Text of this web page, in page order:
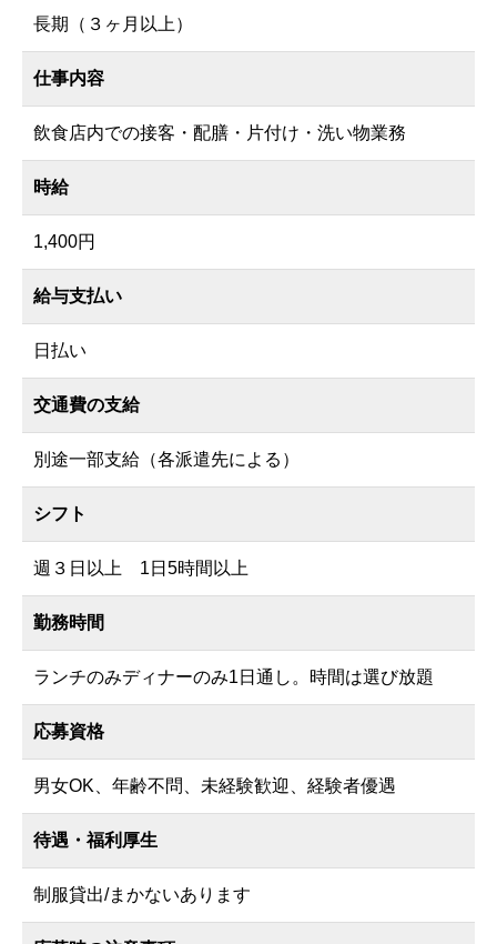
長期（３ヶ月以上）
仕事内容
飲食店内での接客・配膳・片付け・洗い物業務
時給
1,400円
給与支払い
日払い
交通費の支給
別途一部支給（各派遣先による）
シフト
週３日以上 1日5時間以上
勤務時間
ランチのみディナーのみ1日通し。時間は選び放題
応募資格
男女OK、年齢不問、未経験歓迎、経験者優遇
待遇・福利厚生
制服貸出/まかないあります